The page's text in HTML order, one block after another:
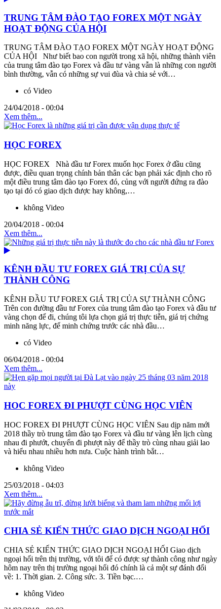
TRUNG TÂM ĐÀO TẠO FOREX MỘT NGÀY
HOẠT ĐỘNG CỦA HỘI
TRUNG TÂM ĐÀO TẠO FOREX MỘT NGÀY HOẠT ĐỘNG
CỦA HỘI Như biết bao con người trong xã hội, những thành viên
của trung tâm đào tạo Forex và đầu tư vàng vẫn là những con người
bình thường, vẫn có những sự vui đùa và chia sẻ với…
có Video
24/04/2018 - 00:04
Xem thêm...
HỌC FOREX
HỌC FOREX Nhà đầu tư Forex muốn học Forex ở đầu cũng
được, điều quan trọng chính bản thân các bạn phải xác định cho rõ
một điều trung tâm đào tạo Forex đó, củng với người đứng ra đào
tạo tại đó có giao dịch được hay không,…
không Video
20/04/2018 - 00:04
Xem thêm...
KÊNH ĐẦU TƯ FOREX GIÁ TRỊ CỦA SỰ
THÀNH CÔNG
KÊNH ĐẦU TƯ FOREX GIÁ TRỊ CỦA SỰ THÀNH CÔNG
Trên con đường đầu tư Forex của trung tâm đào tạo Forex và đầu tư
vàng chọn để đi, chúng tôi lựa chọn giá trị thực tiễn, giá trị chứng
minh năng lực, để minh chứng trước các nhà đầu…
có Video
06/04/2018 - 00:04
Xem thêm...
HOC FOREX ĐI PHƯỢT CÙNG HỌC VIÊN
HOC FOREX ĐI PHƯỢT CÙNG HỌC VIÊN Sau dịp năm mới
2018 thầy trò trung tâm đào tạo Forex và đầu tư vàng lên lịch cùng
nhau đi phướt, chuyến đi phượt này để thầy trò cùng nhau giải lao
và hiểu nhau nhiều hơn nưa. Cuộc hành trình bắt…
không Video
25/03/2018 - 04:03
Xem thêm...
CHIA SẺ KIẾN THỨC GIAO DỊCH NGOẠI HỐI
CHIA SẺ KIẾN THỨC GIAO DỊCH NGOẠI HỐI Giao dịch
ngoại hối trên thị trường, với tôi để có được sự thành công như ngày
hôm nay trên thị trường ngoại hối đó chính là cả một sự đánh đổi
về: 1. Thời gian. 2. Công sức. 3. Tiền bạc.…
không Video